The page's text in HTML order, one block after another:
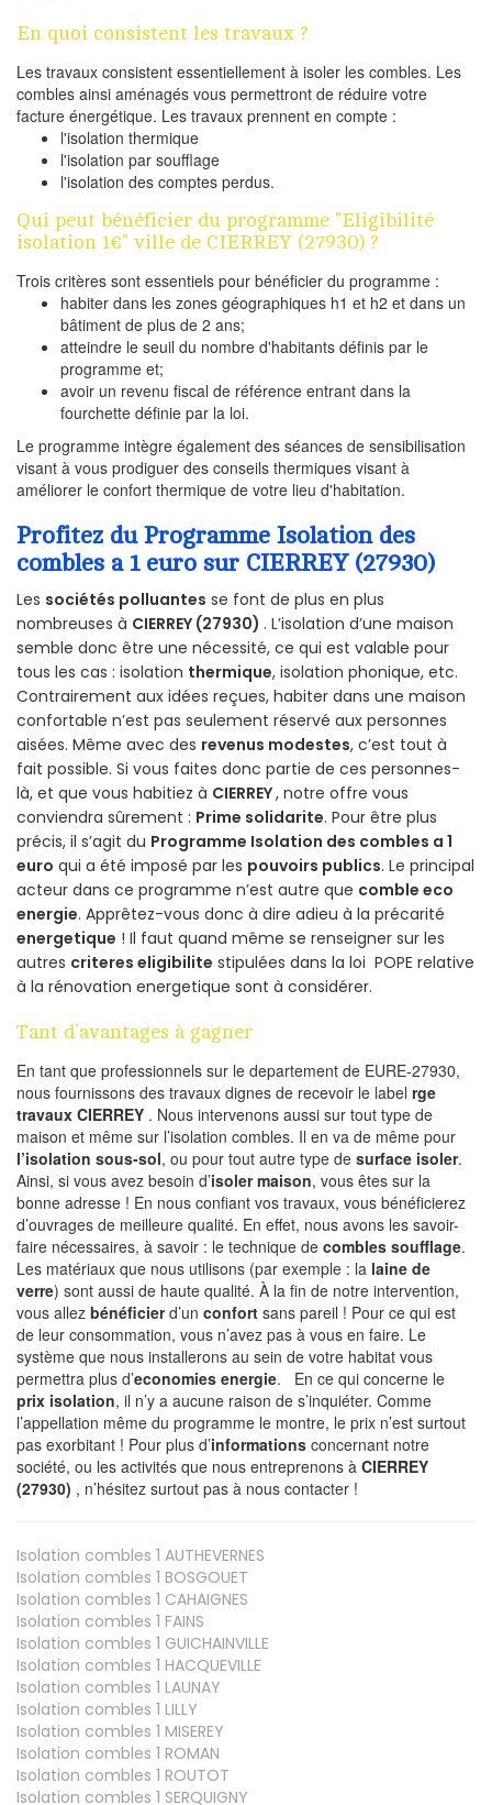
En quoi consistent les travaux ?
Les travaux consistent essentiellement à isoler les combles. Les
combles ainsi aménagés vous permettront de réduire votre
facture énergétique. Les travaux prennent en compte :
l'isolation thermique
l'isolation par soufflage
l'isolation des comptes perdus.
Qui peut bénéficier du programme "Eligibilité
isolation 1€" ville de CIERREY (27930) ?
Trois critères sont essentiels pour bénéficier du programme :
habiter dans les zones géographiques h1 et h2 et dans un
bâtiment de plus de 2 ans;
atteindre le seuil du nombre d'habitants définis par le
programme et;
avoir un revenu fiscal de référence entrant dans la
fourchette définie par la loi.
Le programme intègre également des séances de sensibilisation
visant à vous prodiguer des conseils thermiques visant à
améliorer le confort thermique de votre lieu d'habitation.
Profitez du Programme Isolation des
combles a 1 euro sur CIERREY (27930)
Les sociétés polluantes se font de plus en plus
nombreuses à CIERREY (27930) . L’isolation d’une maison
semble donc être une nécessité, ce qui est valable pour
tous les cas : isolation thermique, isolation phonique, etc.
Contrairement aux idées reçues, habiter dans une maison
confortable n’est pas seulement réservé aux personnes
aisées. Même avec des revenus modestes, c’est tout à
fait possible. Si vous faites donc partie de ces personnes-
là, et que vous habitiez à CIERREY, notre offre vous
conviendra sûrement : Prime solidarite. Pour être plus
précis, il s’agit du Programme Isolation des combles a 1
euro qui a été imposé par les pouvoirs publics. Le principal
acteur dans ce programme n’est autre que comble eco
energie. Apprêtez-vous donc à dire adieu à la précarité
energetique ! Il faut quand même se renseigner sur les
autres criteres eligibilite stipulées dans la loi POPE relative
à la rénovation energetique sont à considérer.
Tant d’avantages à gagner
En tant que professionnels sur le departement de EURE-27930,
nous fournissons des travaux dignes de recevoir le label rge
travaux CIERREY . Nous intervenons aussi sur tout type de
maison et même sur l’isolation combles. Il en va de même pour
l’isolation sous-sol, ou pour tout autre type de surface isoler.
Ainsi, si vous avez besoin d’isoler maison, vous êtes sur la
bonne adresse ! En nous confiant vos travaux, vous bénéficierez
d’ouvrages de meilleure qualité. En effet, nous avons les savoir-
faire nécessaires, à savoir : le technique de combles soufflage.
Les matériaux que nous utilisons (par exemple : la laine de
verre) sont aussi de haute qualité. À la fin de notre intervention,
vous allez bénéficierd’un confort sans pareil ! Pour ce qui est
de leur consommation, vous n’avez pas à vous en faire. Le
système que nous installerons au sein de votre habitat vous
permettra plus d’economies energie. En ce qui concerne le
prix isolation, il n’y a aucune raison de s’inquiéter. Comme
l’appellation même du programme le montre, le prix n’est surtout
pas exorbitant ! Pour plus d’informations concernant notre
société, ou les activités que nous entreprenons à CIERREY
(27930) , n’hésitez surtout pas à nous contacter !
Isolation combles 1 AUTHEVERNES
Isolation combles 1 BOSGOUET
Isolation combles 1 CAHAIGNES
Isolation combles 1 FAINS
Isolation combles 1 GUICHAINVILLE
Isolation combles 1 HACQUEVILLE
Isolation combles 1 LAUNAY
Isolation combles 1 LILLY
Isolation combles 1 MISEREY
Isolation combles 1 ROMAN
Isolation combles 1 ROUTOT
Isolation combles 1 SERQUIGNY